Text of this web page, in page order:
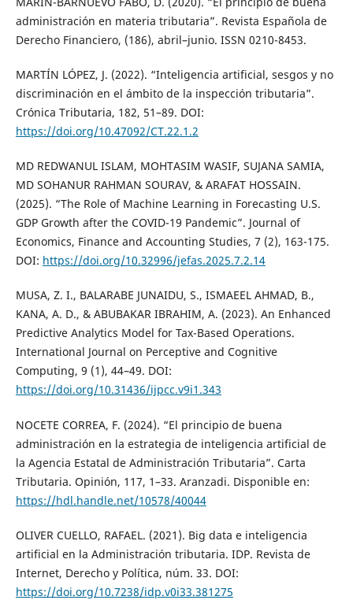
administración en materia tributaria”. Revista Española de
Derecho Financiero, (186), abril–junio. ISSN 0210-8453.
MARTÍN LÓPEZ, J. (2022). “Inteligencia artificial, sesgos y no
discriminación en el ámbito de la inspección tributaria”.
Crónica Tributaria, 182, 51–89. DOI:
https://doi.org/10.47092/CT.22.1.2
MD REDWANUL ISLAM, MOHTASIM WASIF, SUJANA SAMIA,
MD SOHANUR RAHMAN SOURAV, & ARAFAT HOSSAIN.
(2025). “The Role of Machine Learning in Forecasting U.S.
GDP Growth after the COVID-19 Pandemic”. Journal of
Economics, Finance and Accounting Studies, 7 (2), 163-175.
DOI: https://doi.org/10.32996/jefas.2025.7.2.14
MUSA, Z. I., BALARABE JUNAIDU, S., ISMAEEL AHMAD, B.,
KANA, A. D., & ABUBAKAR IBRAHIM, A. (2023). An Enhanced
Predictive Analytics Model for Tax-Based Operations.
International Journal on Perceptive and Cognitive
Computing, 9 (1), 44–49. DOI:
https://doi.org/10.31436/ijpcc.v9i1.343
NOCETE CORREA, F. (2024). “El principio de buena
administración en la estrategia de inteligencia artificial de
la Agencia Estatal de Administración Tributaria”. Carta
Tributaria. Opinión, 117, 1–33. Aranzadi. Disponible en:
https://hdl.handle.net/10578/40044
OLIVER CUELLO, RAFAEL. (2021). Big data e inteligencia
artificial en la Administración tributaria. IDP. Revista de
Internet, Derecho y Política, núm. 33. DOI:
https://doi.org/10.7238/idp.v0i33.381275